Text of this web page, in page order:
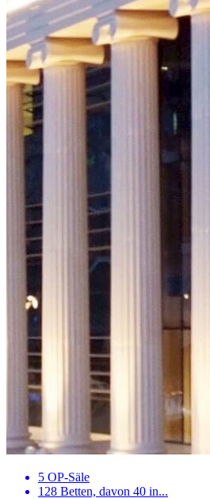
5 OP-Säle
128 Betten, davon 40 in...